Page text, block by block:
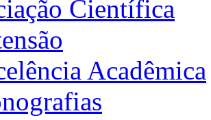
Científica
Acadêmica